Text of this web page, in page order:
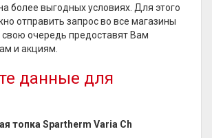
более выгодных условиях. Для этого
отправить запрос во все магазины
свою очередь предоставят Вам
и акциям.
данные для
топка Spartherm Varia Ch